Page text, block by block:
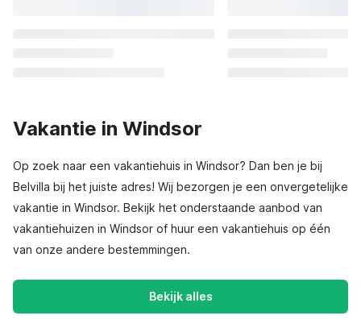
Vakantie in Windsor
Op zoek naar een vakantiehuis in Windsor? Dan ben je bij
Belvilla bij het juiste adres! Wij bezorgen je een onvergetelijke
vakantie in Windsor. Bekijk het onderstaande aanbod van
vakantiehuizen in Windsor of huur een vakantiehuis op één
van onze andere bestemmingen.
Bekijk alles